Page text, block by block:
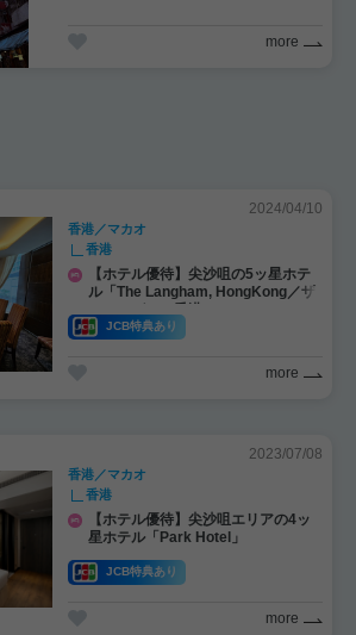
more
2024/04/10
香港／マカオ
香港
【ホテル優待】尖沙咀の5ッ星ホテ
ル「The Langham, HongKong／ザ
・ランガム・香港」
JCB特典あり
more
2023/07/08
香港／マカオ
香港
【ホテル優待】尖沙咀エリアの4ッ
星ホテル「Park Hotel」
JCB特典あり
more